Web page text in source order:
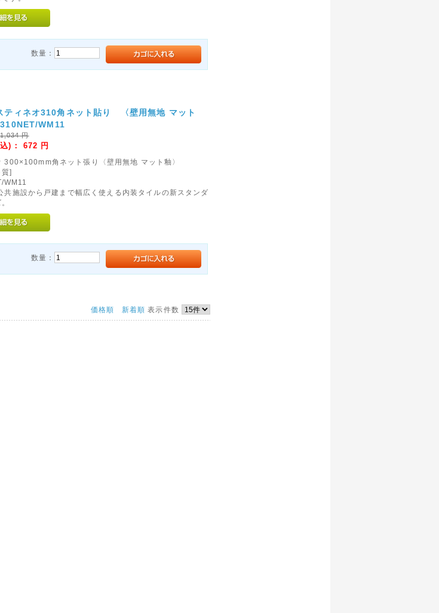
数量：
ィネオ310角ネット貼り 〈壁用無地 マット
WM11
1,034円
)： 672 円
300×100mm角ネット張り〈壁用無地 マット釉〉
]
WM11
共施設から戸建まで幅広く使える内装タイルの新スタンダ
数量：
価格順 新着順 表示件数